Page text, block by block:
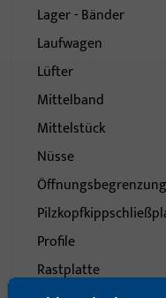
Lager - Bänder
Laufwagen
Lüfter
Mittelband
Mittelstück
Nüsse
Öffnungsbegrenzung
Profile
Rastplatte